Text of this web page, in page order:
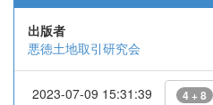
出版者
悪徳土地取引研究会
2023-07-09 15:31:39 4 + 8